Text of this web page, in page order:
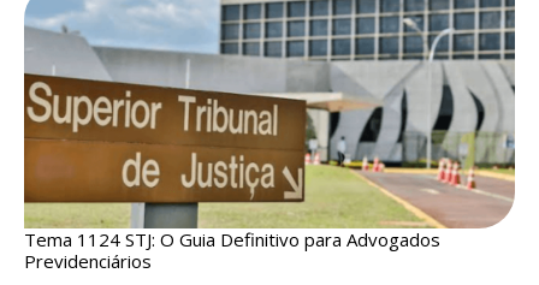
Tema 1124 STJ: O Guia Definitivo para Advogados
Previdenciários